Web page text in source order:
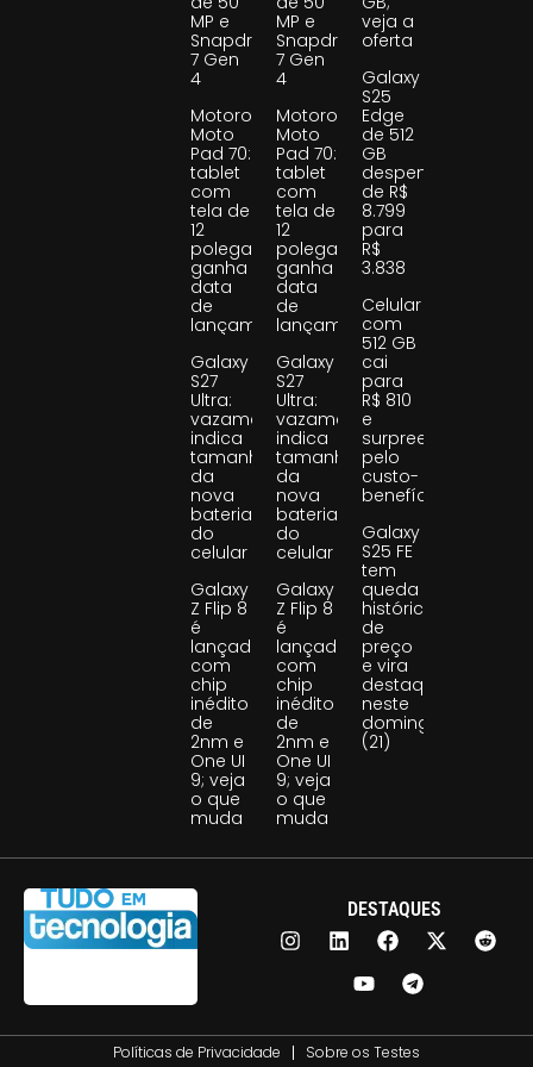
MP e
Snapdragon
7 Gen
4
Motorola
Moto
Pad 70:
tablet
com
tela de
12
polegadas
ganha
data
de
lançamento
Galaxy
S27
Ultra:
vazamento
indica
tamanho
da
nova
bateria
do
celular
Galaxy
Z Flip 8
é
lançado
com
chip
inédito
de
2nm e
One UI
9; veja
o que
muda
MP e
Snapdragon
7 Gen
4
Motorola
Moto
Pad 70:
tablet
com
tela de
12
polegadas
ganha
data
de
lançamento
Galaxy
S27
Ultra:
vazamento
indica
tamanho
da
nova
bateria
do
celular
Galaxy
Z Flip 8
é
lançado
com
chip
inédito
de
2nm e
One UI
9; veja
o que
muda
veja a
oferta
Galaxy
S25
Edge
de 512
GB
despenca
de R$
8.799
para
R$
3.838
Celular
com
512 GB
cai
para
R$ 810
e
surpreende
pelo
custo-
benefício
Galaxy
S25 FE
tem
queda
histórica
de
preço
e vira
destaque
neste
domingo
(21)
DESTAQUES
Políticas de Privacidade
Sobre os Testes